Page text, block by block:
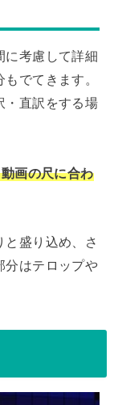
に考慮して詳細
でてきます。
・直訳をする場
画の尺に合わ
盛り込め、さ
分はテロップや